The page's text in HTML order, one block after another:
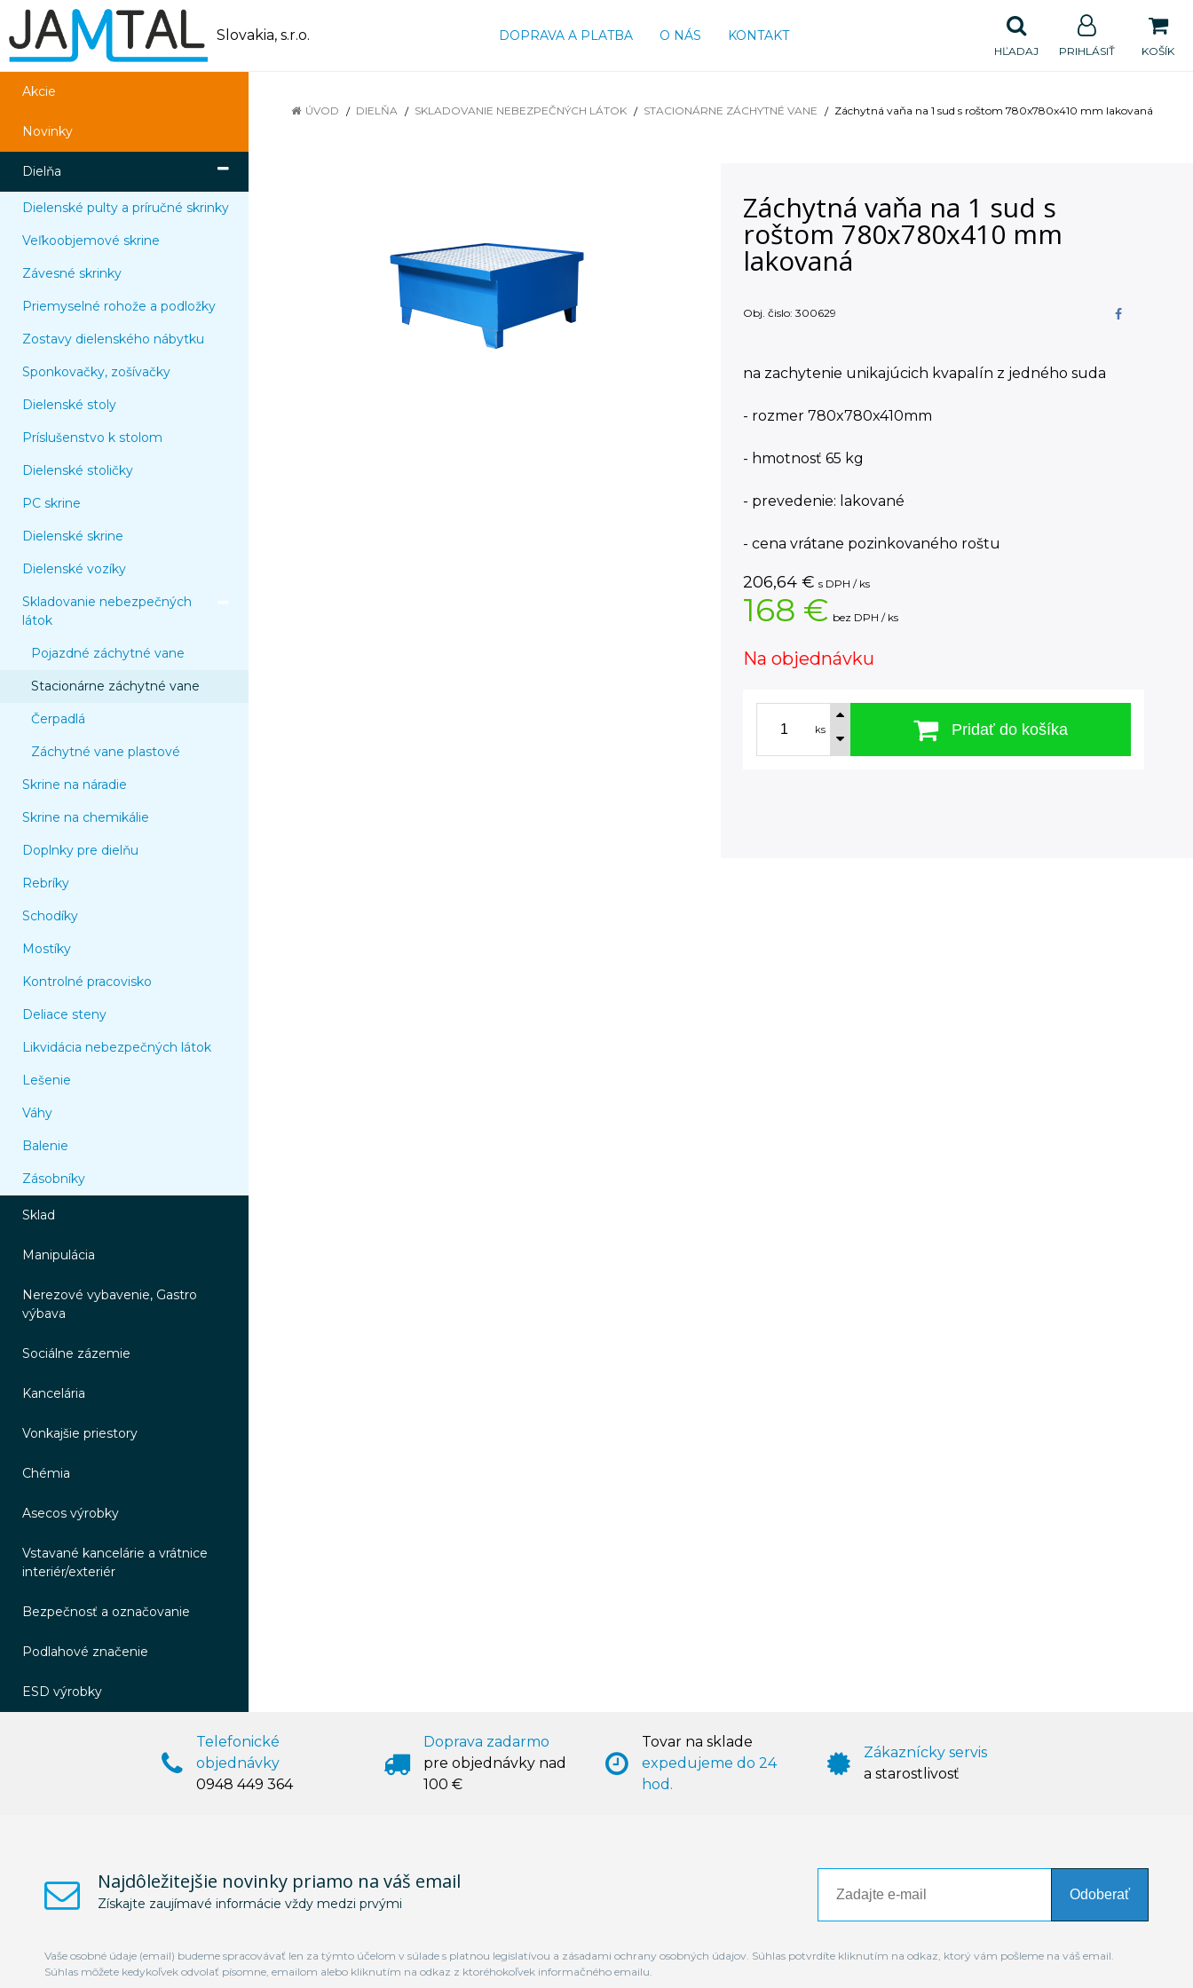
Slovakia, s.r.o. DOPRAVA A PLATBA O NÁS KONTAKT
KOŠÍK
PRIHLÁSIŤ
HĽADAJ
Akcie
Novinky
Dielňa
Dielenské pulty a príručné skrinky
Veľkoobjemové skrine
Závesné skrinky
Priemyselné rohože a podložky
Zostavy dielenského nábytku
Sponkovačky, zošívačky
Dielenské stoly
Príslušenstvo k stolom
Dielenské stoličky
PC skrine
Dielenské skrine
Dielenské vozíky
Skladovanie nebezpečných
látok
Pojazdné záchytné vane
Stacionárne záchytné vane
Čerpadlá
Záchytné vane plastové
Skrine na náradie
Skrine na chemikálie
Doplnky pre dielňu
Rebríky
Schodíky
Mostíky
Kontrolné pracovisko
Deliace steny
Likvidácia nebezpečných látok
Lešenie
Váhy
Balenie
Zásobníky
Sklad
Manipulácia
Nerezové vybavenie, Gastro
výbava
Sociálne zázemie
Kancelária
Vonkajšie priestory
Chémia
Asecos výrobky
Vstavané kancelárie a vrátnice
interiér/exteriér
Bezpečnosť a označovanie
Podlahové značenie
ESD výrobky
ÚVOD DIELŇA SKLADOVANIE NEBEZPEČNÝCH LÁTOK STACIONÁRNE ZÁCHYTNÉ VANE Záchytná vaňa na 1 sud s roštom 780x780x410 mm lakovaná
Záchytná vaňa na 1 sud s
roštom 780x780x410 mm
lakovaná
Obj. čislo: 300629
na zachytenie unikajúcich kvapalín z jedného suda
- rozmer 780x780x410mm
- hmotnosť 65 kg
- prevedenie: lakované
- cena vrátane pozinkovaného roštu
206,64 € s DPH / ks
168 € bez DPH / ks
Na objednávku
ks Pridať do košíka
Telefonické
objednávky
0948 449 364
Doprava zadarmo
pre objednávky nad
100 €
Tovar na sklade
expedujeme do 24
hod.
Zákaznícky servis
a starostlivosť
Najdôležitejšie novinky priamo na váš email
Získajte zaujímavé informácie vždy medzi prvými
Odoberať
Vaše osobné údaje (email) budeme spracovávať len za týmto účelom v súlade s platnou legislatívou a zásadami ochrany osobných údajov. Súhlas potvrdíte kliknutím na odkaz, ktorý vám pošleme na váš email.
Súhlas môžete kedykoľvek odvolať písomne, emailom alebo kliknutím na odkaz z ktoréhokoľvek informačného emailu.